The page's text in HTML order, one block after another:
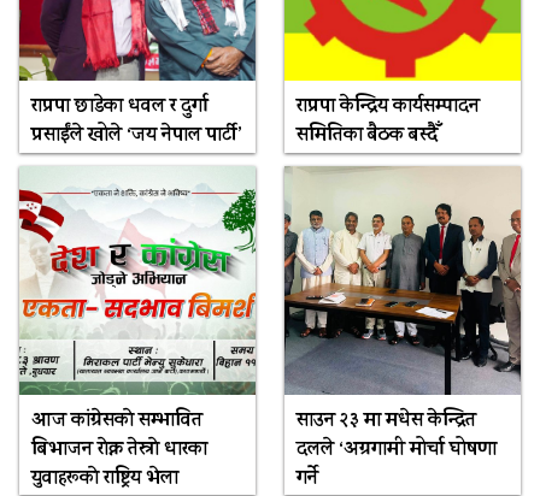
राप्रपा छाडेका धवल र दुर्गा
प्रसाईंले खोले ‘जय नेपाल पार्टी’
राप्रपा केन्द्रिय कार्यसम्पादन
समितिका बैठक बस्दैँ
आज कांग्रेसकाे सम्भावित
बिभाजन राेक्न तेस्राे धारका
युवाहरूकाे राष्ट्रिय भेला
साउन २३ मा मधेस केन्द्रित
दलले ‘अग्रगामी मोर्चा घोषणा
गर्ने